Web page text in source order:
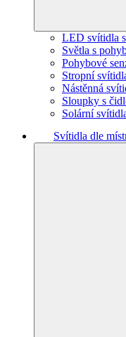
LED svítidla
Světla s
Pohybové
Stropní
Nástěnná
Sloupky s
Solární
Svítidla dle